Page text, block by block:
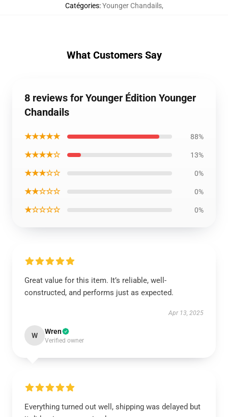
Catégories:Younger Chandails,
What Customers Say
8 reviews for Younger Édition Younger
Chandails
★★★★★ 88%
★★★★☆ 13%
★★★☆☆ 0%
★★☆☆☆ 0%
★☆☆☆☆ 0%
Great value for this item. It’s reliable, well-
constructed, and performs just as expected.
Apr 13, 2025
W Wren
Verified owner
Everything turned out well, shipping was delayed but